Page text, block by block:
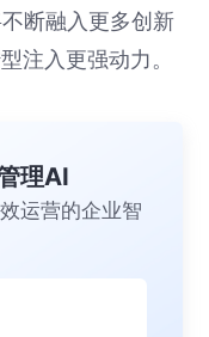
断融入更多创新
注入更强动力。
理AI
运营的企业智